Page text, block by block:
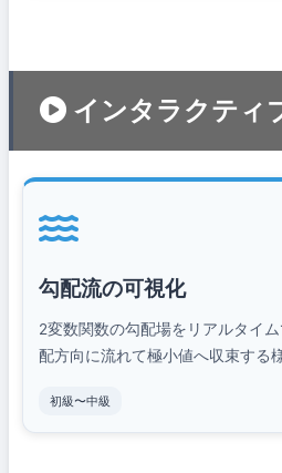
インタラクティ
勾配流の可視化
2変数関数の勾配場をリアルタイ
配方向に流れて極小値へ収束する
初級〜中級